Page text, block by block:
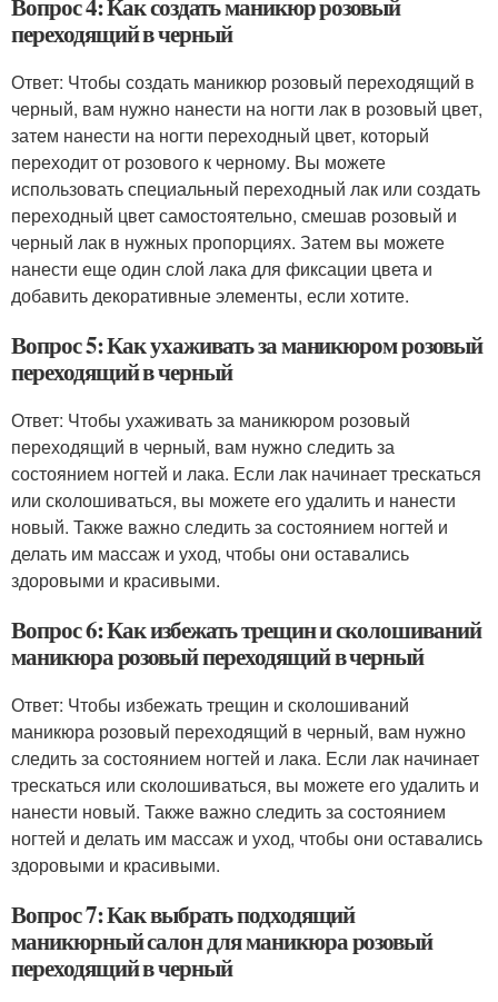
Вопрос 4: Как создать маникюр розовый
переходящий в черный
Ответ: Чтобы создать маникюр розовый переходящий в
черный, вам нужно нанести на ногти лак в розовый цвет,
затем нанести на ногти переходный цвет, который
переходит от розового к черному. Вы можете
использовать специальный переходный лак или создать
переходный цвет самостоятельно, смешав розовый и
черный лак в нужных пропорциях. Затем вы можете
нанести еще один слой лака для фиксации цвета и
добавить декоративные элементы, если хотите.
Вопрос 5: Как ухаживать за маникюром розовый
переходящий в черный
Ответ: Чтобы ухаживать за маникюром розовый
переходящий в черный, вам нужно следить за
состоянием ногтей и лака. Если лак начинает трескаться
или сколошиваться, вы можете его удалить и нанести
новый. Также важно следить за состоянием ногтей и
делать им массаж и уход, чтобы они оставались
здоровыми и красивыми.
Вопрос 6: Как избежать трещин и сколошиваний
маникюра розовый переходящий в черный
Ответ: Чтобы избежать трещин и сколошиваний
маникюра розовый переходящий в черный, вам нужно
следить за состоянием ногтей и лака. Если лак начинает
трескаться или сколошиваться, вы можете его удалить и
нанести новый. Также важно следить за состоянием
ногтей и делать им массаж и уход, чтобы они оставались
здоровыми и красивыми.
Вопрос 7: Как выбрать подходящий
маникюрный салон для маникюра розовый
переходящий в черный